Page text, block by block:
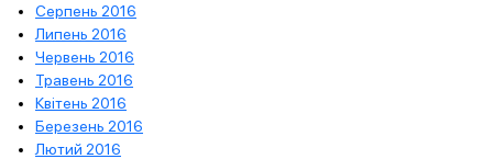
Серпень 2016
Липень 2016
Червень 2016
Травень 2016
Квітень 2016
Березень 2016
Лютий 2016